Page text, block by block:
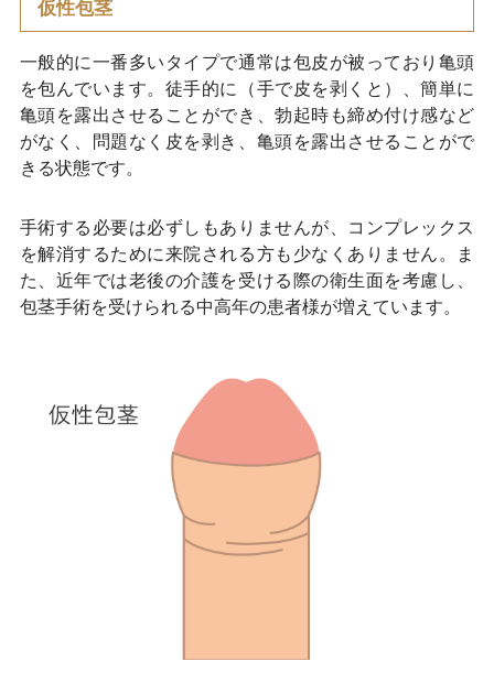
仮性包茎
一般的に一番多いタイプで通常は包皮が被っており亀頭
を包んでいます。徒手的に（手で皮を剥くと）、簡単に
亀頭を露出させることができ、勃起時も締め付け感など
がなく、問題なく皮を剥き、亀頭を露出させることがで
きる状態です。
手術する必要は必ずしもありませんが、コンプレックス
を解消するために来院される方も少なくありません。ま
た、近年では老後の介護を受ける際の衛生面を考慮し、
包茎手術を受けられる中高年の患者様が増えています。